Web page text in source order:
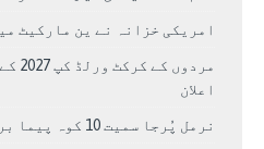
امریکی خزانہ نے ین مارکیٹ
اعلان
نرمل پُرجا سمیت 10 کوہ پیما براڈ پیک پر لاپتہ